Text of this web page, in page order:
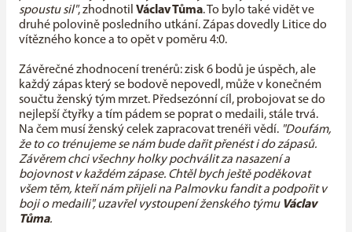
spoustu sil", zhodnotil Václav Tůma. To bylo také vidět ve
druhé polovině posledního utkání. Zápas dovedly Litice do
vítězného konce a to opět v poměru 4:0.
Závěrečné zhodnocení trenérů: zisk 6 bodů je úspěch, ale
každý zápas který se bodově nepovedl, může v konečném
součtu ženský tým mrzet. Předsezónní cíl, probojovat se do
nejlepší čtyřky a tím pádem se poprat o medaili, stále trvá.
Na čem musí ženský celek zapracovat trenéři vědí. "Doufám,
že to co trénujeme se nám bude dařit přenést i do zápasů.
Závěrem chci všechny holky pochválit za nasazení a
bojovnost v každém zápase. Chtěl bych ještě poděkovat
všem těm, kteří nám přijeli na Palmovku fandit a podpořit v
boji o medaili", uzavřel vystoupení ženského týmu Václav
Tůma.